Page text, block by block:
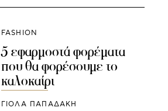
FASHION
5 εφαρμοστά φορέματα
που θα φορέσουμε το
καλοκαίρι
ΓΙΌΛΑ ΠΑΠΑΔΆΚΗ